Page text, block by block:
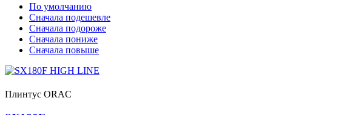
По умолчанию
Сначала подешевле
Сначала подороже
Сначала пониже
Сначала повыше
Плинтус ORAC